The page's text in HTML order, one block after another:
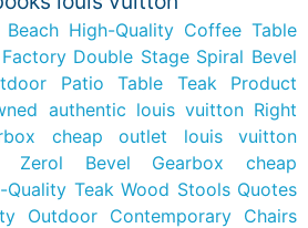
High-Quality Coffee Table
Double Stage Spiral Bevel
Patio Table Teak Product
authentic louis vuitton Right
cheap outlet louis vuitton
Zerol Bevel Gearbox
cheap
Quality Teak Wood Stools Quotes
Outdoor Contemporary Chairs